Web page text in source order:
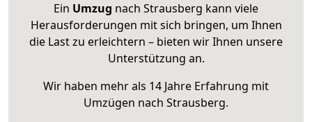
Ein Umzug nach Strausberg kann viele
Herausforderungen mit sich bringen, um Ihnen
die Last zu erleichtern – bieten wir Ihnen unsere
Unterstützung an.
Wir haben mehr als 14 Jahre Erfahrung mit
Umzügen nach Strausberg.